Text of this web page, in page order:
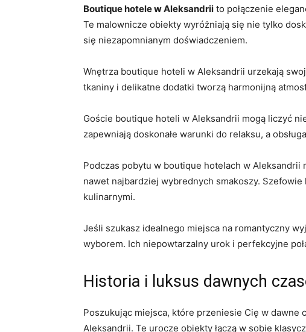
Boutique hotele w Aleksandrii to połączenie
Te malownicze obiekty ⁣wyróżniają się nie tylko
się ​niezapomnianym doświadczeniem.
Wnętrza boutique hoteli ⁢w‍ Aleksandrii urzekają
tkaniny i delikatne dodatki⁣ tworzą harmonijną
Goście boutique⁢ hoteli w Aleksandrii mogą ‍liczyć
zapewniają⁢ doskonałe warunki do relaksu, a
Podczas pobytu w boutique hotelach w
nawet ⁤najbardziej wybrednych smakoszy.
kulinarnymi.
Jeśli szukasz idealnego‌ miejsca ⁣na romantyczny
wyborem. Ich niepowtarzalny urok i perfekcyjne
Historia i ⁣luksus ⁤dawnych
Poszukując miejsca, ​które przeniesie Cię w
Aleksandrii. Te urocze obiekty łączą w sobie